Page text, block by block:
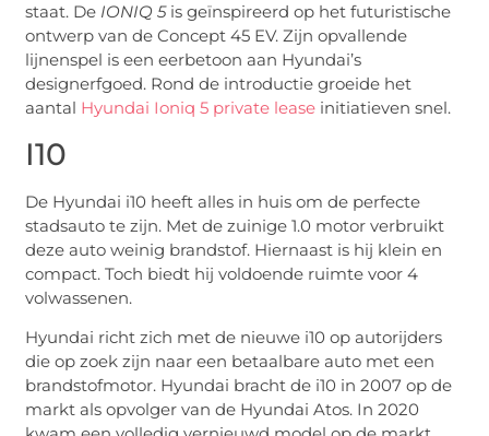
staat. De IONIQ 5is geïnspireerd op het futuristische
ontwerp van de Concept 45 EV. Zijn opvallende
lijnenspel is een eerbetoon aan Hyundai’s
designerfgoed. Rond de introductie groeide het
aantal Hyundai Ioniq 5 private lease initiatieven snel.
I10
De Hyundai i10 heeft alles in huis om de perfecte
stadsauto te zijn. Met de zuinige 1.0 motor verbruikt
deze auto weinig brandstof. Hiernaast is hij klein en
compact. Toch biedt hij voldoende ruimte voor 4
volwassenen.
Hyundai richt zich met de nieuwe i10 op autorijders
die op zoek zijn naar een betaalbare auto met een
brandstofmotor. Hyundai bracht de i10 in 2007 op de
markt als opvolger van de Hyundai Atos. In 2020